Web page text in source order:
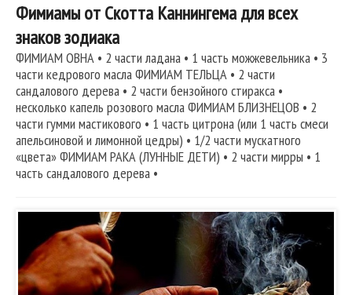
Фимиамы от Скотта Каннингема для всех
знаков зодиака
ФИМИАМ ОВНА • 2 части ладана • 1 часть можжевельника • 3
части кедрового масла ФИМИАМ ТЕЛЬЦА • 2 части
сандалового дерева • 2 части бензойного стиракса •
несколько капель розового масла ФИМИАМ БЛИЗНЕЦОВ • 2
части гумми мастикового • 1 часть цитрона (или 1 часть смеси
апельсиновой и лимонной цедры) • 1/2 части мускатного
«цвета» ФИМИАМ РАКА (ЛУННЫЕ ДЕТИ) • 2 части мирры • 1
часть сандалового дерева •